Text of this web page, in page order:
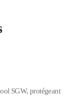
SGW, protégeant